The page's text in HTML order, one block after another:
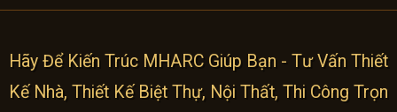
Hãy Để Kiến Trúc MHARC Giúp Bạn - Tư Vấn Thiết
Kế Nhà, Thiết Kế Biệt Thự, Nội Thất, Thi Công Trọn